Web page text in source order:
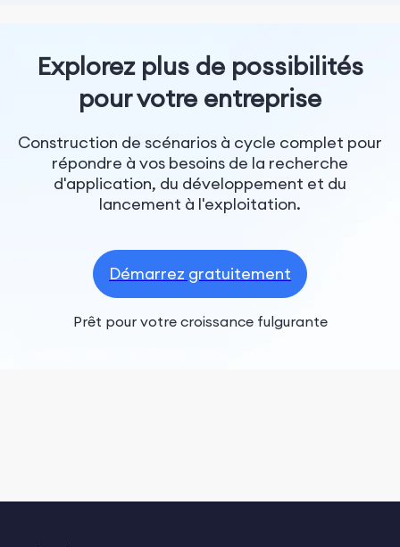
Explorez plus de possibilités
pour votre entreprise
Construction de scénarios à cycle complet pour
répondre à vos besoins de la recherche
d'application, du développement et du
lancement à l'exploitation.
Démarrez gratuitement
Prêt pour votre croissance fulgurante